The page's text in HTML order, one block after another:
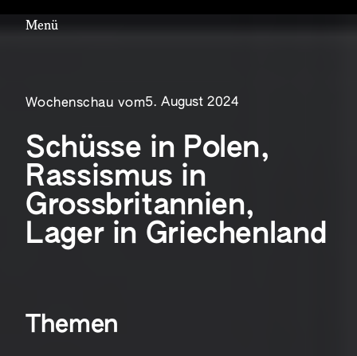
Menü
Wochenschau vom5. August 2024
Schüsse in Polen,
Rassismus in
Grossbritannien,
Lager in Griechenland
Themen